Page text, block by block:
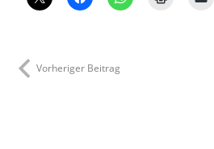
Vorheriger Beitrag